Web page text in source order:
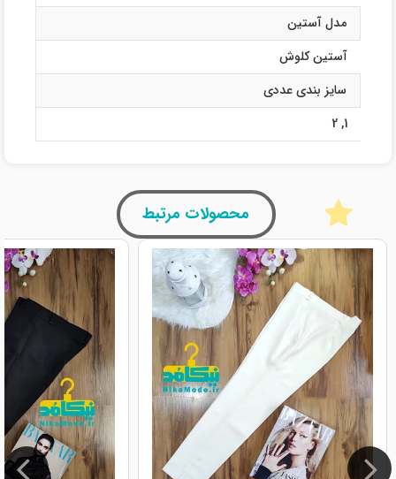
مدل آستین
آستین کلوش
سایز بندی عددی
1
,
2
محصولات مرتبط